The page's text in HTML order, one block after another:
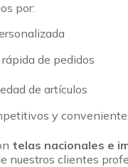
por:
rápida de pedidos
de artículos
y
telas nacionales e
nuestros clientes